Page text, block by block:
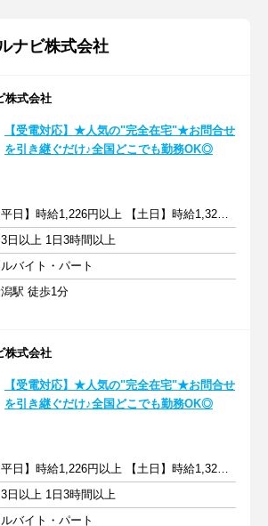
ナビ株式会社
株式会社
【受電対応】★人気の"完全在宅"★お問合せ
を引き継ぐだけ♪全国どこでも勤務OK◎
【平日】時給1,226円以上 【土日】時給1,326円以上
日以上 1日3時間以上
バイト・パート
駅 徒歩1分
株式会社
【受電対応】★人気の"完全在宅"★お問合せ
を引き継ぐだけ♪全国どこでも勤務OK◎
【平日】時給1,226円以上 【土日】時給1,326円以上
日以上 1日3時間以上
バイト・パート